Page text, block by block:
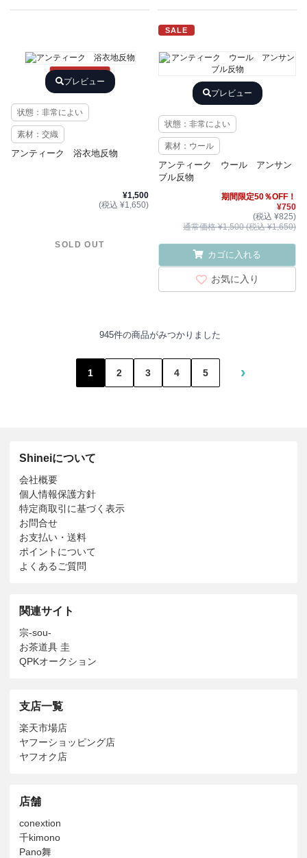
SOLD OUT
プレビュー
状態：非常によい
素材：交織
アンティーク 浴衣地反物
¥1,500
(税込 ¥1,650)
SOLD OUT
SALE
プレビュー
状態：非常によい
素材：ウール
アンティーク ウール アンサン
ブル反物
期間限定50％OFF！
¥750
(税込 ¥825)
通常価格 ¥1,500 (税込 ¥1,650)
カゴに入れる
お気に入り
945件の商品がみつかりました
1 2 3 4 5 ›
Shineiについて
会社概要
個人情報保護方針
特定商取引に基づく表示
お問合せ
お支払い・送料
ポイントについて
よくあるご質問
関連サイト
宗-sou-
お茶道具 圭
QPKオークション
支店一覧
楽天市場店
ヤフーショッピング店
ヤフオク店
店舗
conextion
千kimono
Pano舞